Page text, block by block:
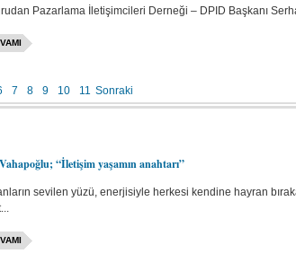
Pazarlama İletişimcileri Derneği – DPID Başkanı
7 8 9 10 11 Sonraki
“İletişim yaşamın anahtarı”
sevilen yüzü, enerjisiyle herkesi kendine hayran